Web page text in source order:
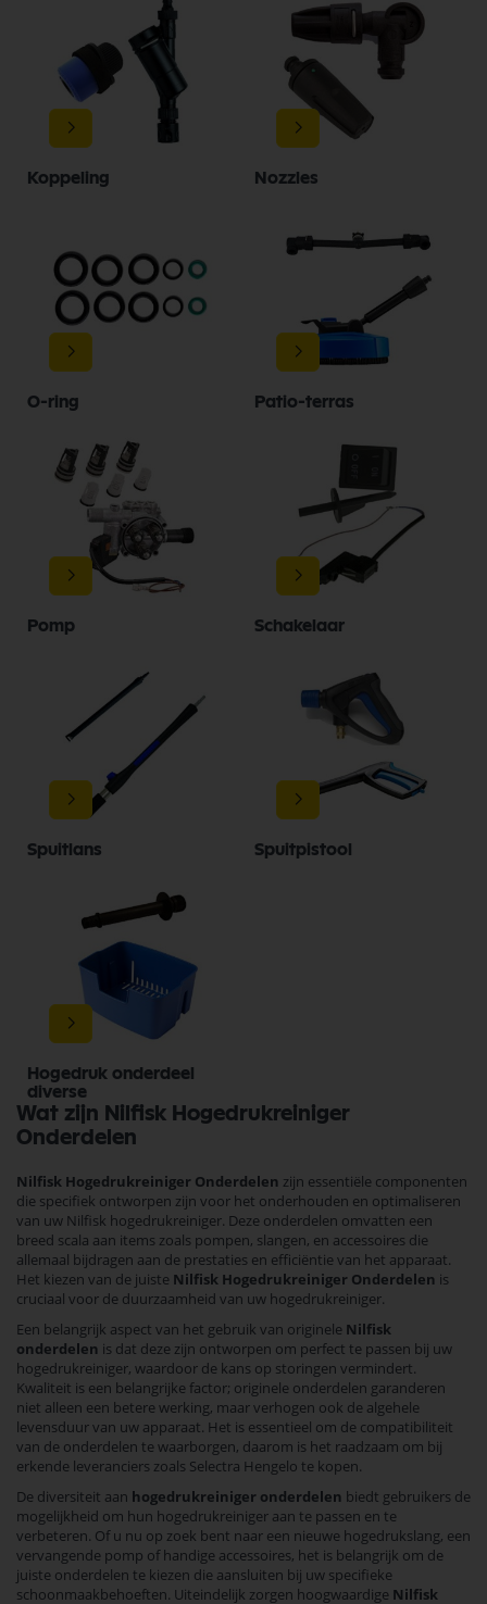
Koppeling Nozzles
O-ring Patio-terras
Pomp Schakelaar
Spuitlans Spuitpistool
Hogedruk onderdeel
diverse
Wat zijn Nilfisk Hogedrukreiniger
Onderdelen
Nilfisk Hogedrukreiniger Onderdelen zijn essentiële componenten
die specifiek ontworpen zijn voor het onderhouden en optimaliseren
van uw Nilfisk hogedrukreiniger. Deze onderdelen omvatten een
breed scala aan items zoals pompen, slangen, en accessoires die
allemaal bijdragen aan de prestaties en efficiëntie van het apparaat.
Het kiezen van de juiste Nilfisk Hogedrukreiniger Onderdelen is
cruciaal voor de duurzaamheid van uw hogedrukreiniger.
Een belangrijk aspect van het gebruik van originele Nilfisk
onderdelen is dat deze zijn ontworpen om perfect te passen bij uw
hogedrukreiniger, waardoor de kans op storingen vermindert.
Kwaliteit is een belangrijke factor; originele onderdelen garanderen
niet alleen een betere werking, maar verhogen ook de algehele
levensduur van uw apparaat. Het is essentieel om de compatibiliteit
van de onderdelen te waarborgen, daarom is het raadzaam om bij
erkende leveranciers zoals Selectra Hengelo te kopen.
De diversiteit aan hogedrukreiniger onderdelen biedt gebruikers de
mogelijkheid om hun hogedrukreiniger aan te passen en te
verbeteren. Of u nu op zoek bent naar een nieuwe hogedrukslang, een
vervangende pomp of handige accessoires, het is belangrijk om de
juiste onderdelen te kiezen die aansluiten bij uw specifieke
schoonmaakbehoeften. Uiteindelijk zorgen hoogwaardige Nilfisk